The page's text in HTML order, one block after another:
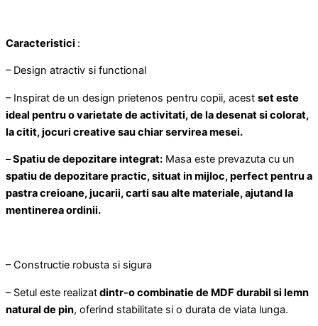
Caracteristici :
– Design atractiv si functional
– Inspirat de un design prietenos pentru copii, acest set este
ideal pentru o varietate de activitati, de la desenat si colorat,
la citit, jocuri creative sau chiar servirea mesei.
–Spatiu de depozitare integrat: Masa este prevazuta cu un
spatiu de depozitare practic, situat in mijloc, perfect pentru a
pastra creioane, jucarii, carti sau alte materiale, ajutand la
mentinerea ordinii.
– Constructie robusta si sigura
– Setul este realizatdintr-o combinatie de MDF durabil si lemn
natural de pin, oferind stabilitate si o durata de viata lunga.